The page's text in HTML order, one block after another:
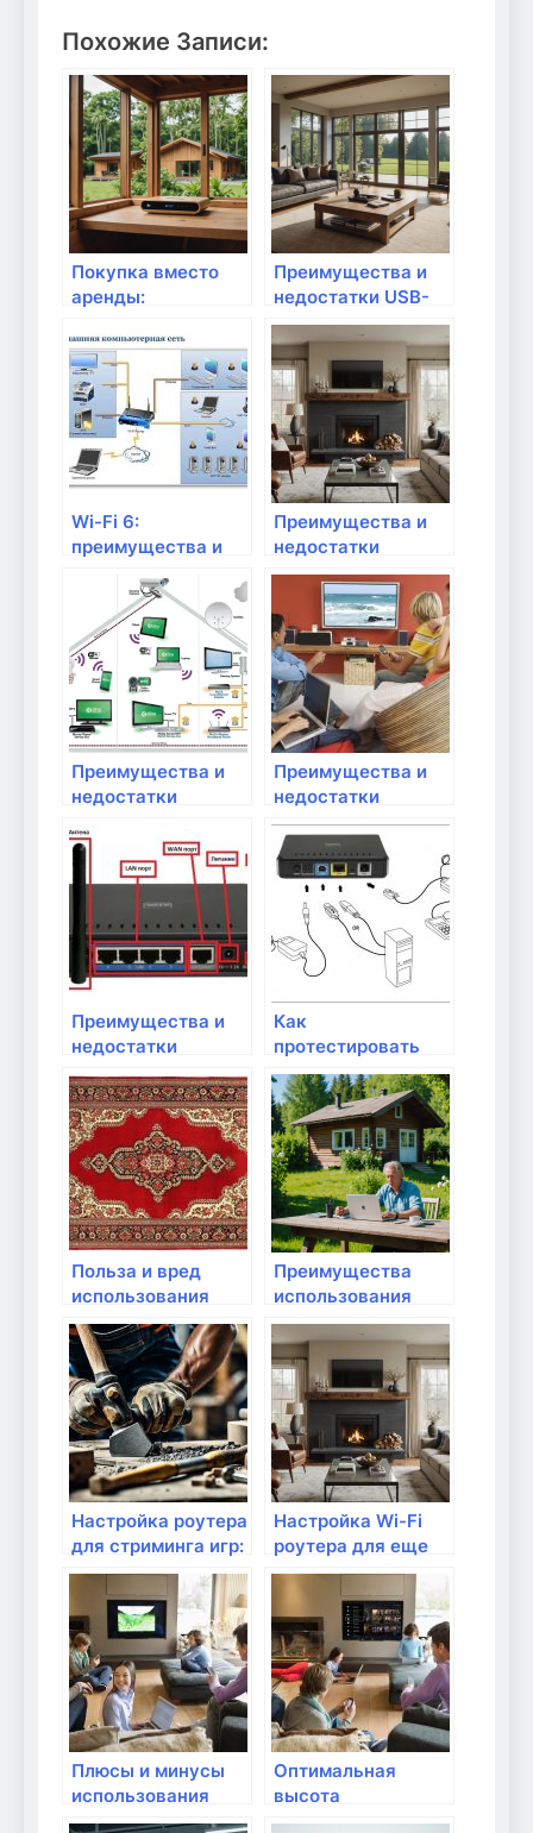
Похожие Записи:
Покупка вместо
аренды:
недостатки
Преимущества и
недостатки USB-
адаптеров для Wi-
Fi
Wi-Fi 6:
преимущества и
Преимущества и
недостатки
комбинированных
маршрутизаторов
Преимущества и
недостатки
беспроводных
модемов
Преимущества и
недостатки
сетевых фильтров
Преимущества и
недостатки
коммутаторов
Как
протестировать
соединение на
уровне качества?
Польза и вред
использования
VPN для
домашнего
интернета
Преимущества
использования
VPN на домашнем
маршрутизаторе
Настройка роутера
для стриминга игр:
с чего начать?
Настройка Wi-Fi
роутера для еще
большей скорости
Плюсы и минусы
использования
DSL-модема
Оптимальная
высота
размещения